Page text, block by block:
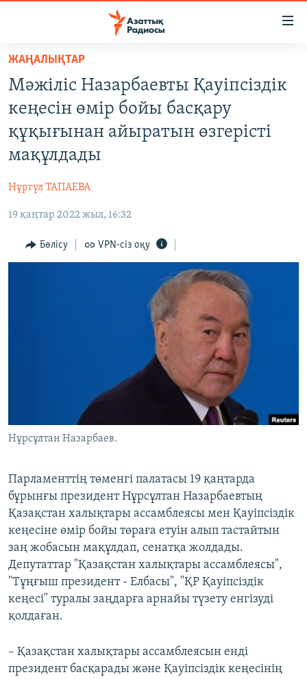
Skip
main
content
to
main
Skip
to
ӘЛЕУМЕТ
ӘЛЕМ
АРНАЙЫ ЖОБАЛАР
ЖАҢАЛЫҚТАР
Мәжіліс Назарбаевты Қауіпсіздік
кеңесін өмір бойы басқару
құқығынан айыратын өзгерісті
мақұлдады
Нұргүл ТАПАЕВА
19 қаңтар 2022 жыл, 16:32
Бөлісу VPN-сіз оқу
Нұрсұлтан Назарбаев.
Парламенттің төменгі палатасы 19 қаңтарда
бұрынғы президент Нұрсұлтан Назарбаевтың
Қазақстан халықтары ассамблеясы мен Қауіпсіздік
кеңесіне өмір бойы төраға етуін алып тастайтын
заң жобасын мақұлдап, сенатқа жолдады.
Депутаттар "Қазақстан халықтары ассамблеясы",
"Тұңғыш президент - Елбасы", "ҚР Қауіпсіздік
кеңесі" туралы заңдарға арнайы түзету енгізуді
қолдаған.
– Қазақстан халықтары ассамблеясын енді
президент басқарады және Қауіпсіздік кеңесінің